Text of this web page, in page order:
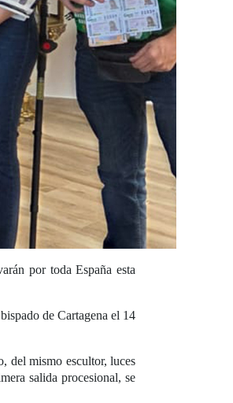
por toda España esta
de Cartagena el 14
del mismo escultor, luces
salida procesional, se